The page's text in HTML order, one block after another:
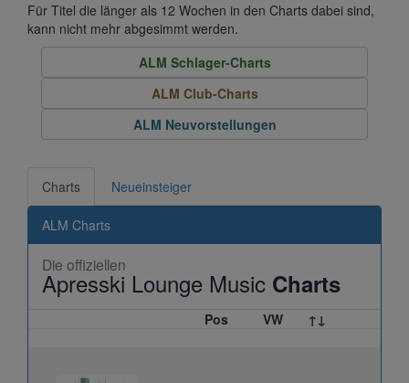
Für Titel die länger als 12 Wochen in den Charts dabei sind,
kann nicht mehr abgesimmt werden.
ALM Schlager-Charts
ALM Club-Charts
ALM Neuvorstellungen
Charts Neueinsteiger
ALM Charts
Die offiziellen
Apresski Lounge Music Charts
Pos VW ↑↓